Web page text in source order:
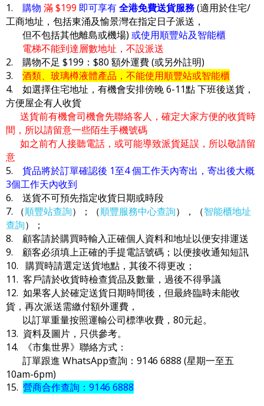
1. 購物 滿 $199 即可享有全港免費送貨服務(適用於住宅/
工商地址，包括東涌及愉景灣在指定日子派送，
但不包括其他離島或機場) 或使用順豐站及智能櫃
電梯不能到達層數地址，不設派送
2. 購物不足 $199：$80 額外運費 (或另外註明)
3. 酒類、玻璃樽液體產品，不能使用順豐站或智能櫃
4. 如選擇住宅地址，有機會安排傍晚 6-11點 下班後送貨，
方便屋企有人收貨
送貨前有機會司機會先聯絡客人，確定大家方便的收貨時
間，所以請留意一些陌生手機號碼
如之前冇人接聽電話，或可能導致派貨延誤，所以敬請留
意
5. 貨品將於訂單確認後 1至4 個工作天內寄出，寄出後大概
3個工作天內收到
6. 送貨不可預先指定收貨日期或時段
7. （順豐站查詢）；（順豐服務中心查詢），（智能櫃地址
查詢）；
8. 顧客請於購買時輸入正確個人資料和地址以便安排運送
9. 顧客必須填上正確的手提電話號碼；以便接收通知短訊
10. 購買時請選定送貨地點，其後不得更改；
11. 客戶請於收貨時檢查貨品及數量，過後不得爭議
12. 如果客人於確定送貨日期時間後，但最終臨時未能收
貨，再次派送需繳付額外運費，
以訂單重量按照運輸公司標準收費，80元起。
13. 資料及圖片，只供參考。
14. 《市集世界》聯絡方式：
訂單跟進 WhatsApp查詢：9146 6888 (星期一至五
10am-6pm)
15. 營商合作查詢：9146 6888